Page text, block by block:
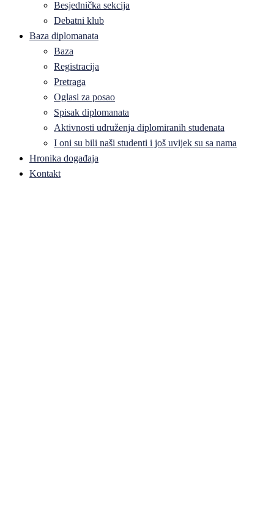
Besjednička sekcija
Debatni klub
Baza diplomanata
Baza
Registracija
Pretraga
Oglasi za posao
Spisak diplomanata
Aktivnosti udruženja diplomiranih studenata
I oni su bili naši studenti i još uvijek su sa nama
Hronika događaja
Kontakt